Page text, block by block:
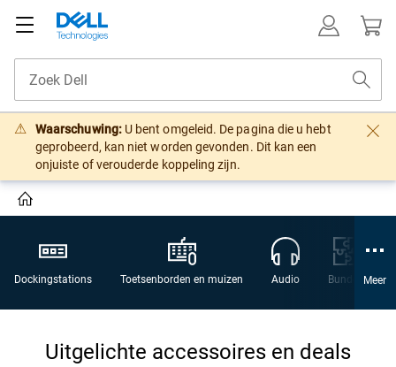
Waarschuwing:U bent omgeleid. De pagina die u hebt
geprobeerd, kan niet worden gevonden. Dit kan een
onjuiste of verouderde koppeling zijn.
Dockingstations Toetsenborden en muizen Audio BundelsMeer
Uitgelichte accessoires en deals